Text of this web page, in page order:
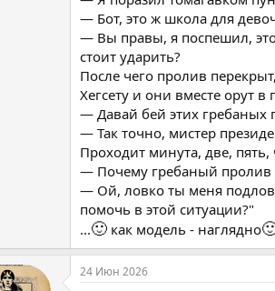
— Бот, это ж школа для
— Вы правы, я поспешил, это
стоит ударить?
После чего пролив
Хегсету и они вместе орут
— Давай бей этих гребаных
— Так точно, мистер
Проходит минута, две,
— Почему гребаный пролив
— Ой, ловко ты меня
помочь в этой ситуации?"
...🙂 как модель - наглядно
24 Июн 2026